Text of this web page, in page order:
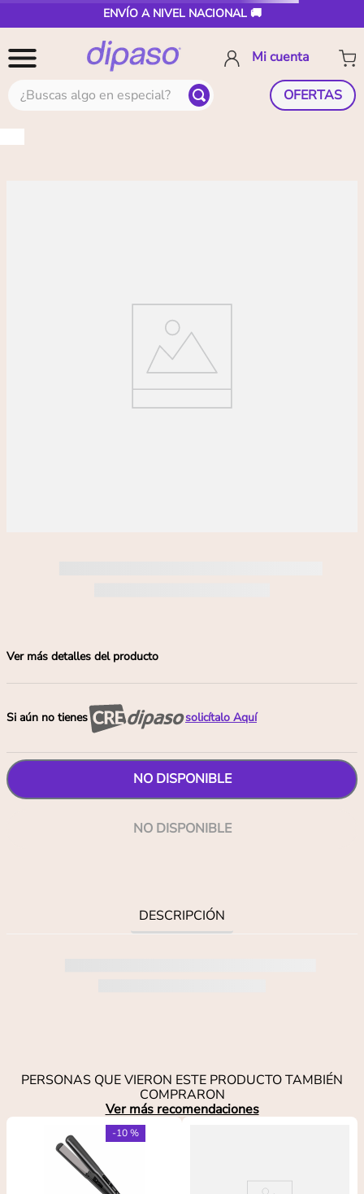
ENVÍO A NIVEL NACIONAL 🚚
¿Buscas algo en especial? OFERTAS
Ver más detalles del producto
Si aún no tienes solicítalo Aquí
NO DISPONIBLE
NO DISPONIBLE
DESCRIPCIÓN
PERSONAS QUE VIERON ESTE PRODUCTO TAMBIÉN
COMPRARON
Ver más recomendaciones
-10 %